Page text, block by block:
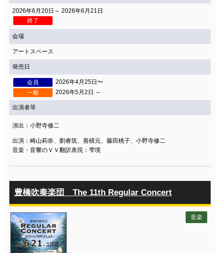
2026年6月20日～ 2026年6月21日
終了
会場
アートスペース
発売日
会員
2026年4月25日〜
一般
2026年5月2日 ～
出演者等
演出：小野寺修二
出演：崎山莉奈、劉睿筑、善積元、藤田桃子、小野寺修二
音楽・音響のＶＶ翻訳表現：雫境
豊橋吹奏楽団 The 11th Regular Concert
音楽